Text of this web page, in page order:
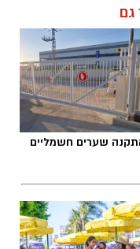
גם
שערים חשמליים